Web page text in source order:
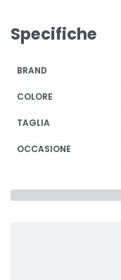
Specifiche
BRAND
COLORE
TAGLIA
OCCASIONE